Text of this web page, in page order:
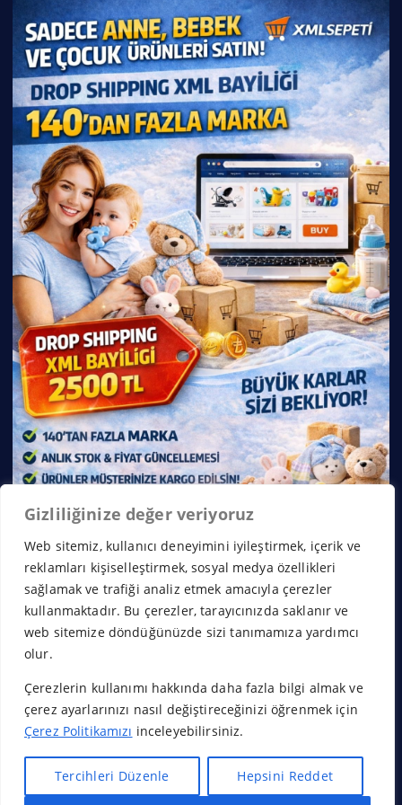
Gizliliğinize değer veriyoruz
Web sitemiz, kullanıcı deneyimini iyileştirmek, içerik ve
reklamları kişiselleştirmek, sosyal medya özellikleri
sağlamak ve trafiği analiz etmek amacıyla çerezler
kullanmaktadır. Bu çerezler, tarayıcınızda saklanır ve
web sitemize döndüğünüzde sizi tanımamıza yardımcı
olur.
Çerezlerin kullanımı hakkında daha fazla bilgi almak ve
çerez ayarlarınızı nasıl değiştireceğinizi öğrenmek için
Çerez Politikamızı inceleyebilirsiniz.
Tercihleri Düzenle Hepsini Reddet
Copyright © 2026 Franchise Borsası | Powered by
Themes